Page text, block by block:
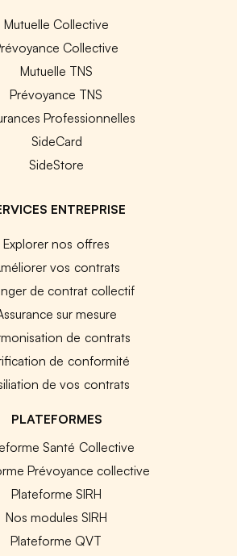
Mutuelle Collective
Collective
Mutuelle TNS
Prévoyance TNS
Professionnelles
SideCard
SideStore
ENTREPRISE
Explorer nos offres
vos contrats
de contrat collectif
sur mesure
de contrats
de conformité
de vos contrats
PLATEFORMES
Santé Collective
Prévoyance collective
Plateforme SIRH
Nos modules SIRH
Plateforme QVT